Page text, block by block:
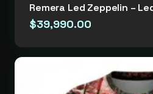
Remera Led Zeppelin –
$39,990.00